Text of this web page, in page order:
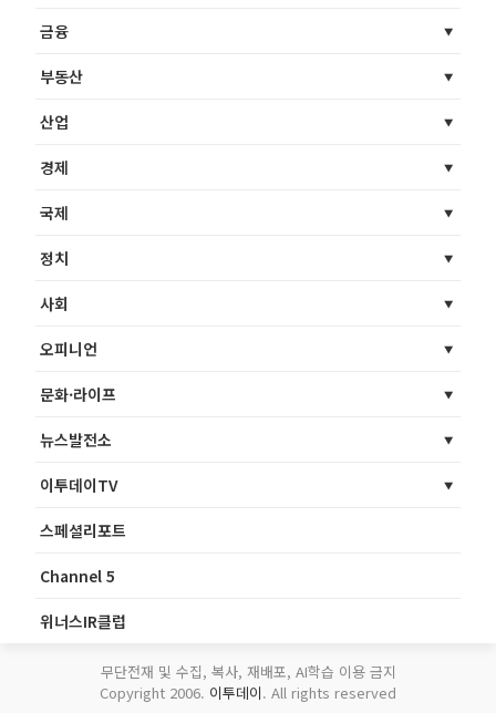
금융
부동산
산업
경제
국제
정치
사회
오피니언
문화·라이프
뉴스발전소
이투데이TV
스페셜리포트
Channel 5
위너스IR클럽
무단전재 및 수집, 복사, 재배포, AI학습 이용 금지
Copyright 2006. 이투데이. All rights reserved